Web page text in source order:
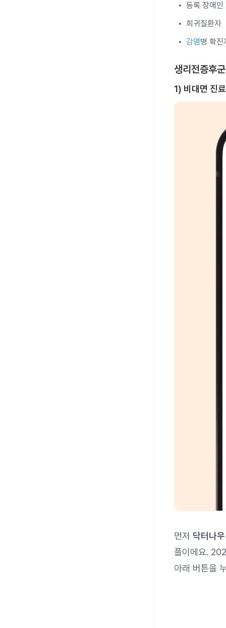
등록 장애인
희귀질환자
감염병 확진
생리전증후
1) 비대면 진
먼저 닥터나우
플이에요.
아래 버튼을